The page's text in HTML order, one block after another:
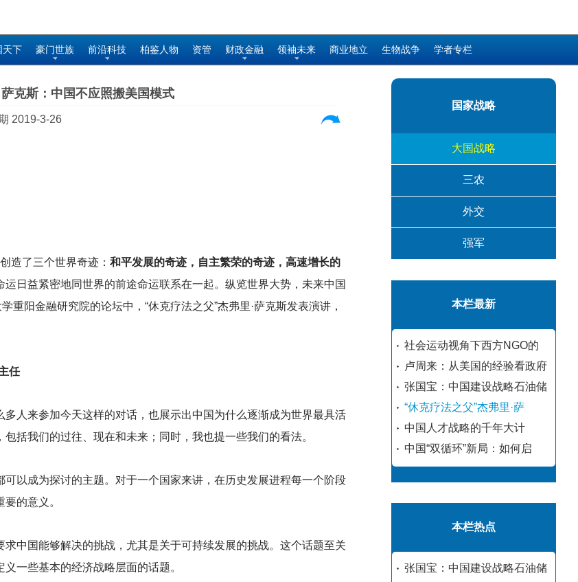
天下 豪门世族 前沿科技 柏鉴人物 资管 财政金融 领袖未来 商业地立 生物战争 学者专栏
克斯：中国不应照搬美国模式
2019-3-26
造了三个世界奇迹： 和平发展的奇迹，自主繁荣的奇迹，高速增长的
日益紧密地同世界的前途命运联系在一起。纵览世界大势，未来中国
阳金融研究院的论坛中，“休克疗法之父”杰弗里·萨克斯发表演讲，
任
人来参加今天这样的对话，也展示出中国为什么逐渐成为世界最具活
括我们的过往、现在和未来；同时，我也提一些我们的看法。
以成为探讨的主题。对于一个国家来讲，在历史发展进程每一个阶段
的意义。
中国能够解决的挑战，尤其是关于可持续发展的挑战。这个话题至关
一些基本的经济战略层面的话题。
国家战略
大国战略
三农
外交
强军
本栏最新
社会运动视角下西方NGO的
卢周来：从美国的经验看政府
张国宝：中国建设战略石油储
“休克疗法之父”杰弗里·萨
中国人才战略的千年大计
中国“双循环”新局：如何启
本栏热点
张国宝：中国建设战略石油储